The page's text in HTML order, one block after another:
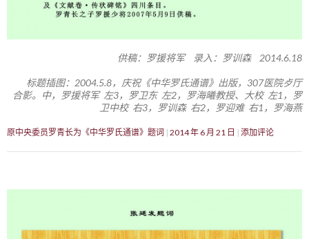
供稿：罗援将军 录入：罗训森 2014.6.18
标题插图：2004.5.8，庆祝《中华罗氏通谱》出版，307医院歺厅
合影。中，罗援将军 左3，罗卫东 左2，罗海曦教授、大校 左1，罗
卫中校 右3，罗训森 右2，罗迎难 右1，罗海燕
原中央委员罗青长为《中华罗氏通谱》题词 2014 年 6 月 21 日 添加评论